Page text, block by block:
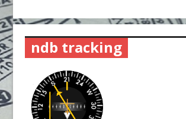
ndb tracking